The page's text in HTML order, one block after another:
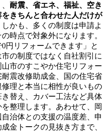
耐震、省エネ、福祉、空き
きちんと合わせた人だけが
しかも、多くの制度は申請よ
時点で対象外になります。
円リフォームできます」と
の制度ではなく自社割引に
市のすこやか住宅リフォー
震改修助成金、国の住宅省
理と本当に相性が良いもの
替え、カバー工法など具体
整理します。あわせて、岡
治体との支援の温度差、申
金トークの見抜き方まで、